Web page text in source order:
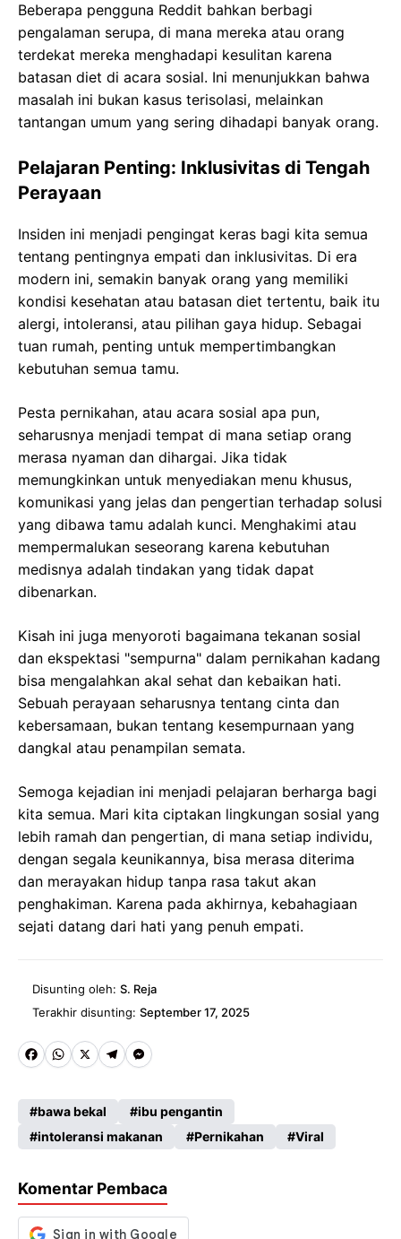
Beberapa pengguna Reddit bahkan berbagi
pengalaman serupa, di mana mereka atau orang
terdekat mereka menghadapi kesulitan karena
batasan diet di acara sosial. Ini menunjukkan bahwa
masalah ini bukan kasus terisolasi, melainkan
tantangan umum yang sering dihadapi banyak orang.
Pelajaran Penting: Inklusivitas di Tengah
Perayaan
Insiden ini menjadi pengingat keras bagi kita semua
tentang pentingnya empati dan inklusivitas. Di era
modern ini, semakin banyak orang yang memiliki
kondisi kesehatan atau batasan diet tertentu, baik itu
alergi, intoleransi, atau pilihan gaya hidup. Sebagai
tuan rumah, penting untuk mempertimbangkan
kebutuhan semua tamu.
Pesta pernikahan, atau acara sosial apa pun,
seharusnya menjadi tempat di mana setiap orang
merasa nyaman dan dihargai. Jika tidak
memungkinkan untuk menyediakan menu khusus,
komunikasi yang jelas dan pengertian terhadap solusi
yang dibawa tamu adalah kunci. Menghakimi atau
mempermalukan seseorang karena kebutuhan
medisnya adalah tindakan yang tidak dapat
dibenarkan.
Kisah ini juga menyoroti bagaimana tekanan sosial
dan ekspektasi "sempurna" dalam pernikahan kadang
bisa mengalahkan akal sehat dan kebaikan hati.
Sebuah perayaan seharusnya tentang cinta dan
kebersamaan, bukan tentang kesempurnaan yang
dangkal atau penampilan semata.
Semoga kejadian ini menjadi pelajaran berharga bagi
kita semua. Mari kita ciptakan lingkungan sosial yang
lebih ramah dan pengertian, di mana setiap individu,
dengan segala keunikannya, bisa merasa diterima
dan merayakan hidup tanpa rasa takut akan
penghakiman. Karena pada akhirnya, kebahagiaan
sejati datang dari hati yang penuh empati.
Disunting oleh: S. Reja
Terakhir disunting: September 17, 2025
Fa
b
o
k
W
ts
A
p
X
Te
gr
a
M
se
n
er
bawa bekal
ibu pengantin
intoleransi makanan
Pernikahan Viral
Komentar Pembaca